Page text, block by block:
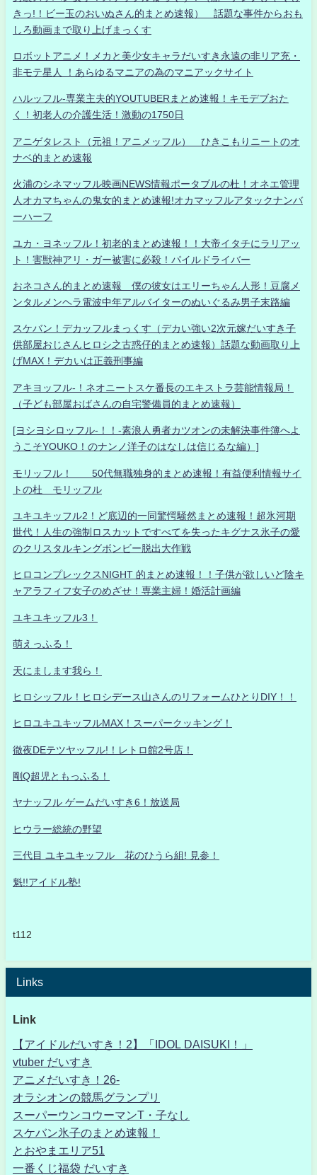
きっ!！ビー玉のおいぬさん的まとめ速報） 話題な事件からおも
しろ動画まで取り上げまっくす
ロボットアニメ！メカと美少女キャラだいすき永遠の非リア充・
非モテ星人 ！あらゆるマニアの為のマニアックサイト
ハルッフル-専業主夫的YOUTUBERまとめ速報！キモデブおた
く！初老人の介護生活！激動の1750日
アニゲタレスト（元祖！アニメッフル） ひきこもりニートのオ
ナベ的まとめ速報
火浦のシネマッフル映画NEWS情報ポータブルの杜！オネエ管理
人オカマちゃんの鬼女的まとめ速報!オカマッフルアタックナンバ
ーハーフ
ユカ・ヨネッフル！初老的まとめ速報！！大帝イタチにラリアッ
ト！害獣神アリ・ガー被害に必殺！パイルドライバー
おネコさん的まとめ速報 僕の彼女はエリーちゃん人形！豆腐メ
ンタルメンヘラ電波中年アルバイターのぬいぐるみ男子末路編
スケバン！デカッフルまっくす（デカい強い2次元嫁だいすき子
供部屋おじさんヒロシ之古惑仔的まとめ速報）話題な動画取り上
げMAX！デカいは正義刑事編
アキヨッフル-！ネオニートスケ番長のエキストラ芸能情報局！
（子ども部屋おばさんの自宅警備員的まとめ速報）
[ヨシヨシロッフル-！！-素浪人勇者カツオンの未解決事件簿へよ
うこそYOUKO！のナンノ洋子のはなしは信じるな編）]
モリッフル！ 50代無職独身的まとめ速報！有益便利情報サイ
トの杜 モリッフル
ユキユキッフル2！ど底辺的一同驚愕騒然まとめ速報！超氷河期
世代！人生の強制ロスカットですべてを失ったキグナス氷子の愛
のクリスタルキングボンビー脱出大作戦
ヒロコンプレックスNIGHT 的まとめ速報！！子供が欲しいど陰キ
ャアラフィフ女子のめざせ！専業主婦！婚活計画編
ユキユキッフル3！
萌えっふる！
天にまします我ら！
ヒロシッフル！ヒロシデース山さんのリフォームひとりDIY！！
ヒロユキユキッフルMAX！スーパークッキング！
徹夜DEテツヤッフル!！レトロ館2号店！
剛Q超児ともっふる！
ヤナッフル ゲームだいすき6！放送局
ヒウラー総統の野望
三代目 ユキユキッフル 花のひうら組! 見参！
魁!!アイドル塾!
t112
Links
Link
【アイドルだいすき！2】「IDOL DAISUKI！」
vtuber だいすき
アニメだいすき！26-
オラシオンの競馬グランプリ
スーパーウンコウーマンT・子なし
スケバン氷子のまとめ速報！
とおやまエリア51
一番くじ福袋 だいすき